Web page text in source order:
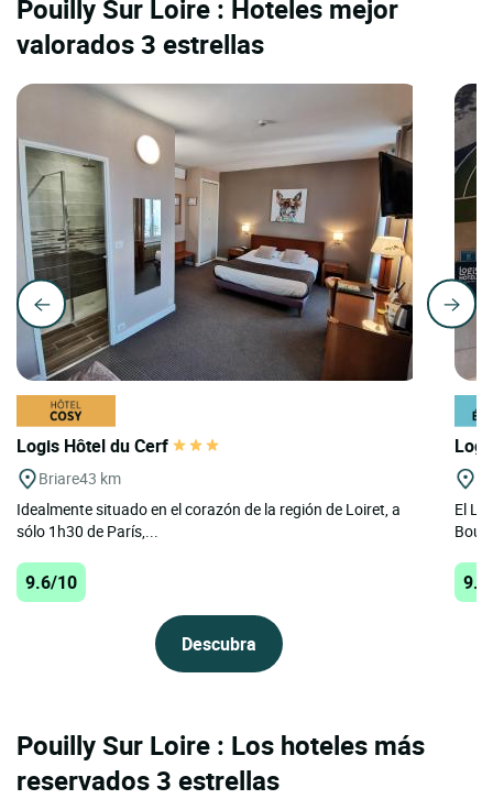
Pouilly Sur Loire : Hoteles mejor
valorados 3 estrellas
Logis Hôtel du Cerf
Briare43 km
Idealmente situado en el corazón de la región de Loiret, a
sólo 1h30 de París,...
9.6/10
Descubra
El
Pouilly Sur Loire : Los hoteles más
reservados 3 estrellas